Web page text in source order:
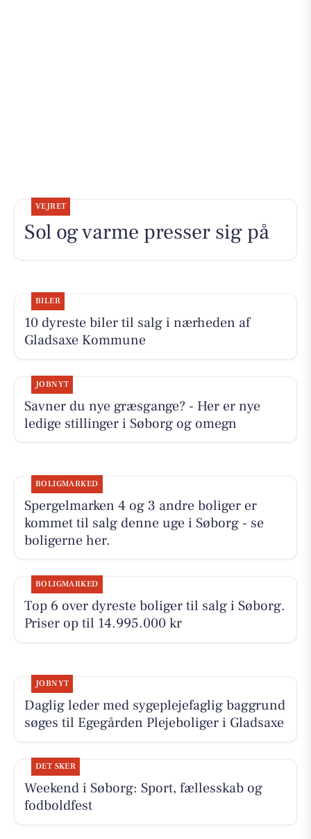
VEJRET
Sol og varme presser sig på
BILER
10 dyreste biler til salg i nærheden af
Gladsaxe Kommune
JOBNYT
Savner du nye græsgange? - Her er nye
ledige stillinger i Søborg og omegn
BOLIGMARKED
Spergelmarken 4 og 3 andre boliger er
kommet til salg denne uge i Søborg - se
boligerne her.
BOLIGMARKED
Top 6 over dyreste boliger til salg i Søborg.
Priser op til 14.995.000 kr
JOBNYT
Daglig leder med sygeplejefaglig baggrund
søges til Egegården Plejeboliger i Gladsaxe
DET SKER
Weekend i Søborg: Sport, fællesskab og
fodboldfest